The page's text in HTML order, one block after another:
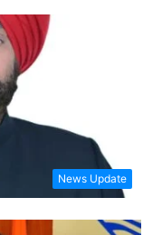
News Update